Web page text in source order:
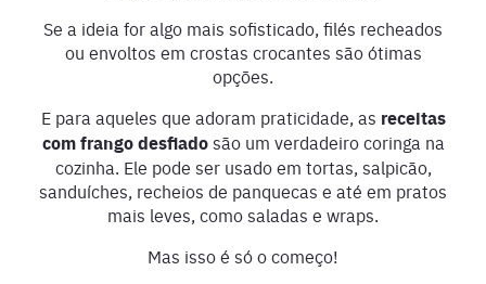
Se a ideia for algo mais sofisticado, filés recheados
ou envoltos em crostas crocantes são ótimas
opções.
E para aqueles que adoram praticidade, as receitas
com frango desfiadosão um verdadeiro coringa na
cozinha. Ele pode ser usado em tortas, salpicão,
sanduíches, recheios de panquecas e até em pratos
mais leves, como saladas e wraps.
Mas isso é só o começo!